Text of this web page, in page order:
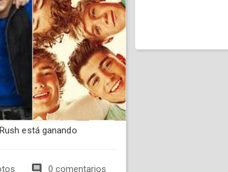
está ganando
0 comentarios